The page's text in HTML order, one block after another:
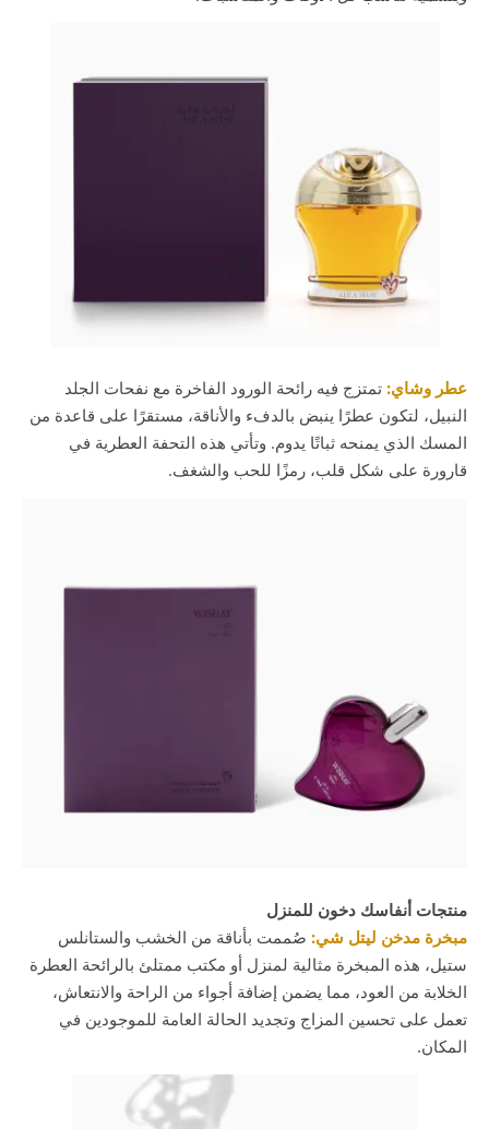
عطر وشاي: تمتزج فيه رائحة الورود الفاخرة مع نفحات الجلد
النبيل، لتكون عطرًا ينبض بالدفء والأناقة، مستقرًا على قاعدة من
المسك الذي يمنحه ثباتًا يدوم. وتأتي هذه التحفة العطرية في
قارورة على شكل قلب، رمزًا للحب والشغف.
منتجات أنفاسك دخون للمنزل
مبخرة مدخن ليتل شي: صُممت بأناقة من الخشب والستانلس
ستيل، هذه المبخرة مثالية لمنزل أو مكتب ممتلئ بالرائحة العطرة
الخلابة من العود، مما يضمن إضافة أجواء من الراحة والانتعاش،
تعمل على تحسين المزاج وتجديد الحالة العامة للموجودين في
المكان.